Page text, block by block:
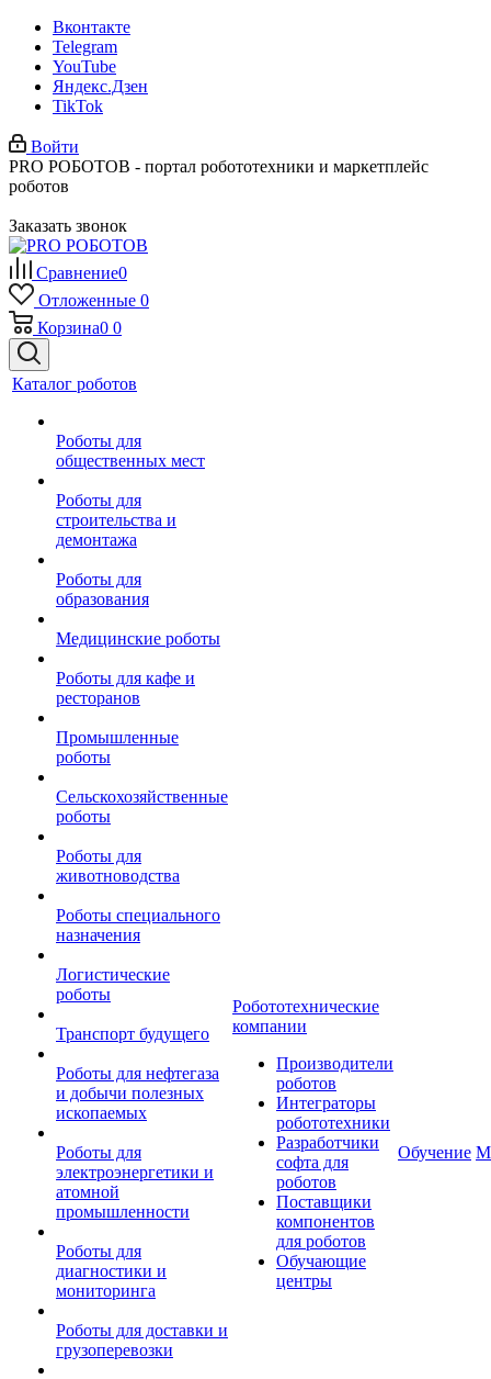
Вконтакте
Telegram
YouTube
Яндекс.Дзен
TikTok
Войти
PRO РОБОТОВ - портал робототехники и маркетплейс
роботов
Заказать звонок
Сравнение0
Отложенные 0
Корзина0 0
Каталог роботов
Роботы для
общественных мест
Роботы для
строительства и
демонтажа
Роботы для
образования
Медицинские роботы
Роботы для кафе и
ресторанов
Промышленные
роботы
Сельскохозяйственные
роботы
Роботы для
животноводства
Роботы специального
назначения
Логистические
роботы
Транспорт будущего
Роботы для нефтегаза
и добычи полезных
ископаемых
Роботы для
электроэнергетики и
атомной
промышленности
Роботы для
диагностики и
мониторинга
Роботы для доставки и
грузоперевозки
Робототехнические
компании
Производители
роботов
Интеграторы
робототехники
Разработчики
софта для
роботов
Поставщики
компонентов
для роботов
Обучающие
центры
Обучение